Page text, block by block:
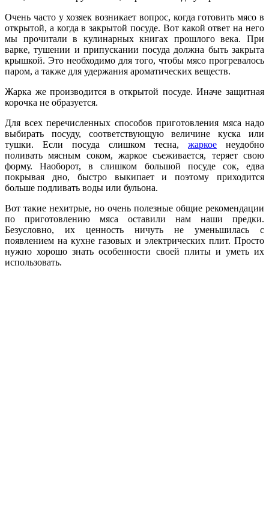
Очень часто у хозяек возникает вопрос, когда готовить мясо в
открытой, а когда в закрытой посуде. Вот какой ответ на него
мы прочитали в кулинарных книгах прошлого века. При
варке, тушении и припускании посуда должна быть закрыта
крышкой. Это необходимо для того, чтобы мясо прогревалось
паром, а также для удержания ароматических веществ.
Жарка же производится в открытой посуде. Иначе защитная
корочка не образуется.
Для всех перечисленных способов приготовления мяса надо
выбирать посуду, соответствующую величине куска или
тушки. Если посуда слишком тесна, жаркое неудобно
поливать мясным соком, жаркое съеживается, теряет свою
форму. Наоборот, в слишком большой посуде сок, едва
покрывая дно, быстро выкипает и поэтому приходится
больше подливать воды или бульона.
Вот такие нехитрые, но очень полезные общие рекомендации
по приготовлению мяса оставили нам наши предки.
Безусловно, их ценность ничуть не уменьшилась с
появлением на кухне газовых и электрических плит. Просто
нужно хорошо знать особенности своей плиты и уметь их
использовать.